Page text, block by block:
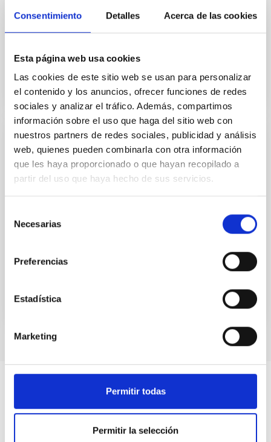
Consentimiento Detalles Acerca de las cookies
Esta página web usa cookies
Las cookies de este sitio web se usan para personalizar
el contenido y los anuncios, ofrecer funciones de redes
sociales y analizar el tráfico. Además, compartimos
información sobre el uso que haga del sitio web con
nuestros partners de redes sociales, publicidad y análisis
web, quienes pueden combinarla con otra información
que les haya proporcionado o que hayan recopilado a
partir del uso que haya hecho de sus servicios.
Necesarias
Preferencias
Estadística
Marketing
Permitir todas
Permitir la selección
Ciencia GTC 2009-2014: gran ciencia para
un gran telescopio
telescopios ópticos-infrarrojos más grandes y
Fecha